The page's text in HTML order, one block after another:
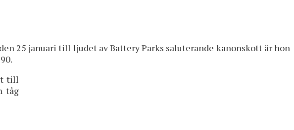
25 januari till ljudet av Battery Parks saluterande kanonskott är hon
till
tåg